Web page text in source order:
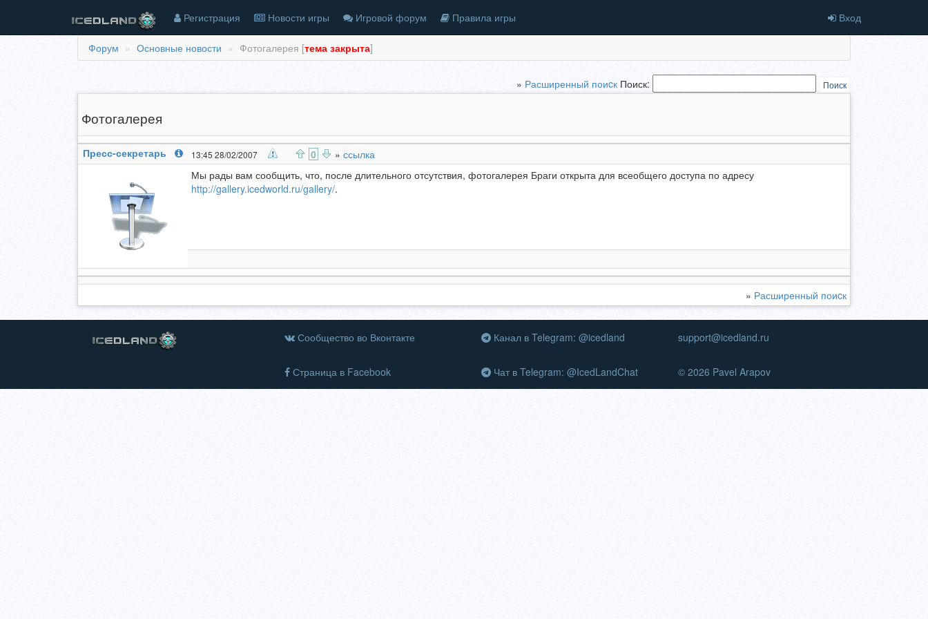
Регистрация Новости игры Игровой форум Правила игры Вход
Форум Основные новости Фотогалерея [тема закрыта]
» Расширенный поиcк Поиск: Поиск
Фотогалерея
Пресс-секретарь 13:45 28/02/2007 0 » ссылка
Мы рады вам сообщить, что, после длительного отсутствия, фотогалерея Браги открыта для всеобщего доступа по адресу
http://gallery.icedworld.ru/gallery/.
» Расширенный поиcк
Сообщество во Вконтакте
Страница в Facebook
Канал в Telegram: @icedland
Чат в Telegram: @IcedLandChat
support@icedland.ru
© 2026 Pavel Arapov